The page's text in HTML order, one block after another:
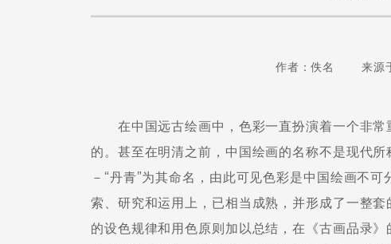
作者：佚名 来源
在中国远古绘画中，色彩一直扮演着一个非常
的。甚至在明清之前，中国绘画的名称不是现代
－“丹青”为其命名，由此可见色彩是中国绘画不
索、研究和运用上，已相当成熟，并形成了一整
的设色规律和用色原则加以总结，在《古画品录》